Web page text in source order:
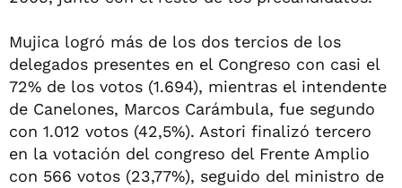
Mujica logró más de los dos tercios de los
delegados presentes en el Congreso con casi el
72% de los votos (1.694), mientras el intendente
de Canelones, Marcos Carámbula, fue segundo
con 1.012 votos (42,5%). Astori finalizó tercero
en la votación del congreso del Frente Amplio
con 566 votos (23,77%), seguido del ministro de